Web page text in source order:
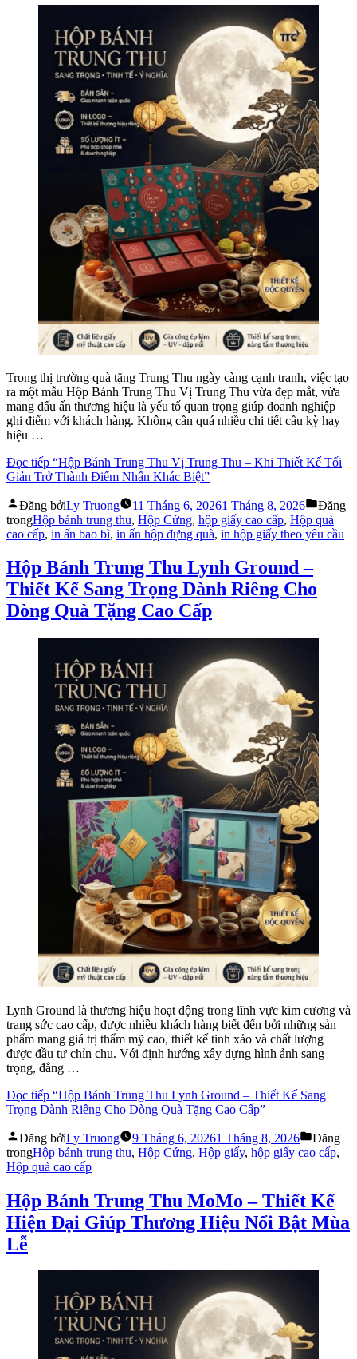
Trong thị trường quà tặng Trung Thu ngày càng cạnh tranh, việc tạo
ra một mẫu Hộp Bánh Trung Thu Vị Trung Thu vừa đẹp mắt, vừa
mang dấu ấn thương hiệu là yếu tố quan trọng giúp doanh nghiệp
ghi điểm với khách hàng. Không cần quá nhiều chi tiết cầu kỳ hay
hiệu …
Đọc tiếp “Hộp Bánh Trung Thu Vị Trung Thu – Khi Thiết Kế Tối
Giản Trở Thành Điểm Nhấn Khác Biệt”
Đăng bởiLy Truong 11 Tháng 6, 20261 Tháng 8, 2026
Đăng
trongHộp bánh trung thu, Hộp Cứng, hộp giấy cao cấp, Hộp quà
cao cấp, in ấn bao bì, in ấn hộp đựng quà, in hộp giấy theo yêu cầu
Hộp Bánh Trung Thu Lynh Ground –
Thiết Kế Sang Trọng Dành Riêng Cho
Dòng Quà Tặng Cao Cấp
Lynh Ground là thương hiệu hoạt động trong lĩnh vực kim cương và
trang sức cao cấp, được nhiều khách hàng biết đến bởi những sản
phẩm mang giá trị thẩm mỹ cao, thiết kế tinh xảo và chất lượng
được đầu tư chỉn chu. Với định hướng xây dựng hình ảnh sang
trọng, đẳng …
Đọc tiếp “Hộp Bánh Trung Thu Lynh Ground – Thiết Kế Sang
Trọng Dành Riêng Cho Dòng Quà Tặng Cao Cấp”
Đăng bởiLy Truong 9 Tháng 6, 20261 Tháng 8, 2026
Đăng
trongHộp bánh trung thu, Hộp Cứng, Hộp giấy, hộp giấy cao cấp,
Hộp quà cao cấp
Hộp Bánh Trung Thu MoMo – Thiết Kế
Hiện Đại Giúp Thương Hiệu Nổi Bật Mùa
Lễ